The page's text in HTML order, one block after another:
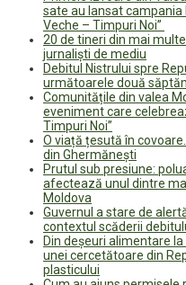
sate au lansat campania
Veche – Timpuri Noi”
20 de tineri din mai
jurnaliști de mediu
Debitul Nistrului spre
următoarele două
Comunitățile din valea
eveniment care
Timpuri Noi”
O viață țesută în
din Ghermănești
Prutul sub presiune:
afectează unul dintre
Moldova
Guvernul a stare de
contextul scăderii
Din deșeuri alimentare
unei cercetătoare din
plasticului